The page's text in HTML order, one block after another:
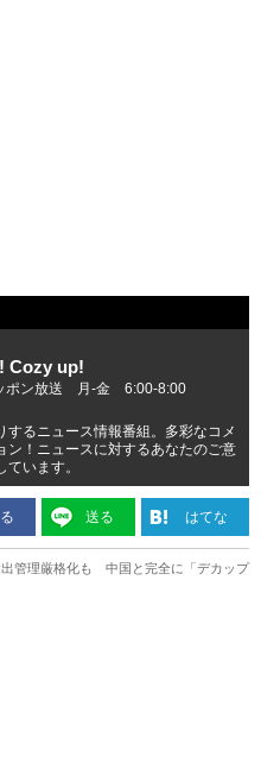
Cozy up!
ポン放送 月-金 6:00-8:00
るニュース情報番組。多彩なコメ
ン！ニュースに対するあなたのご意
います。
送る はてな
管理厳格化も 中国と完全に「デカップ